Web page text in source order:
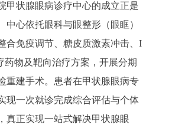
甲状腺眼病诊疗中心的成立正是
中心依托眼科与眼整形（眼眶）
合免疫调节、糖皮质激素冲击、I
药物及靶向治疗方案，开展分期
重建手术。患者在甲状腺眼病专
现一次就诊完成综合评估与个体
真正实现一站式解决甲状腺眼